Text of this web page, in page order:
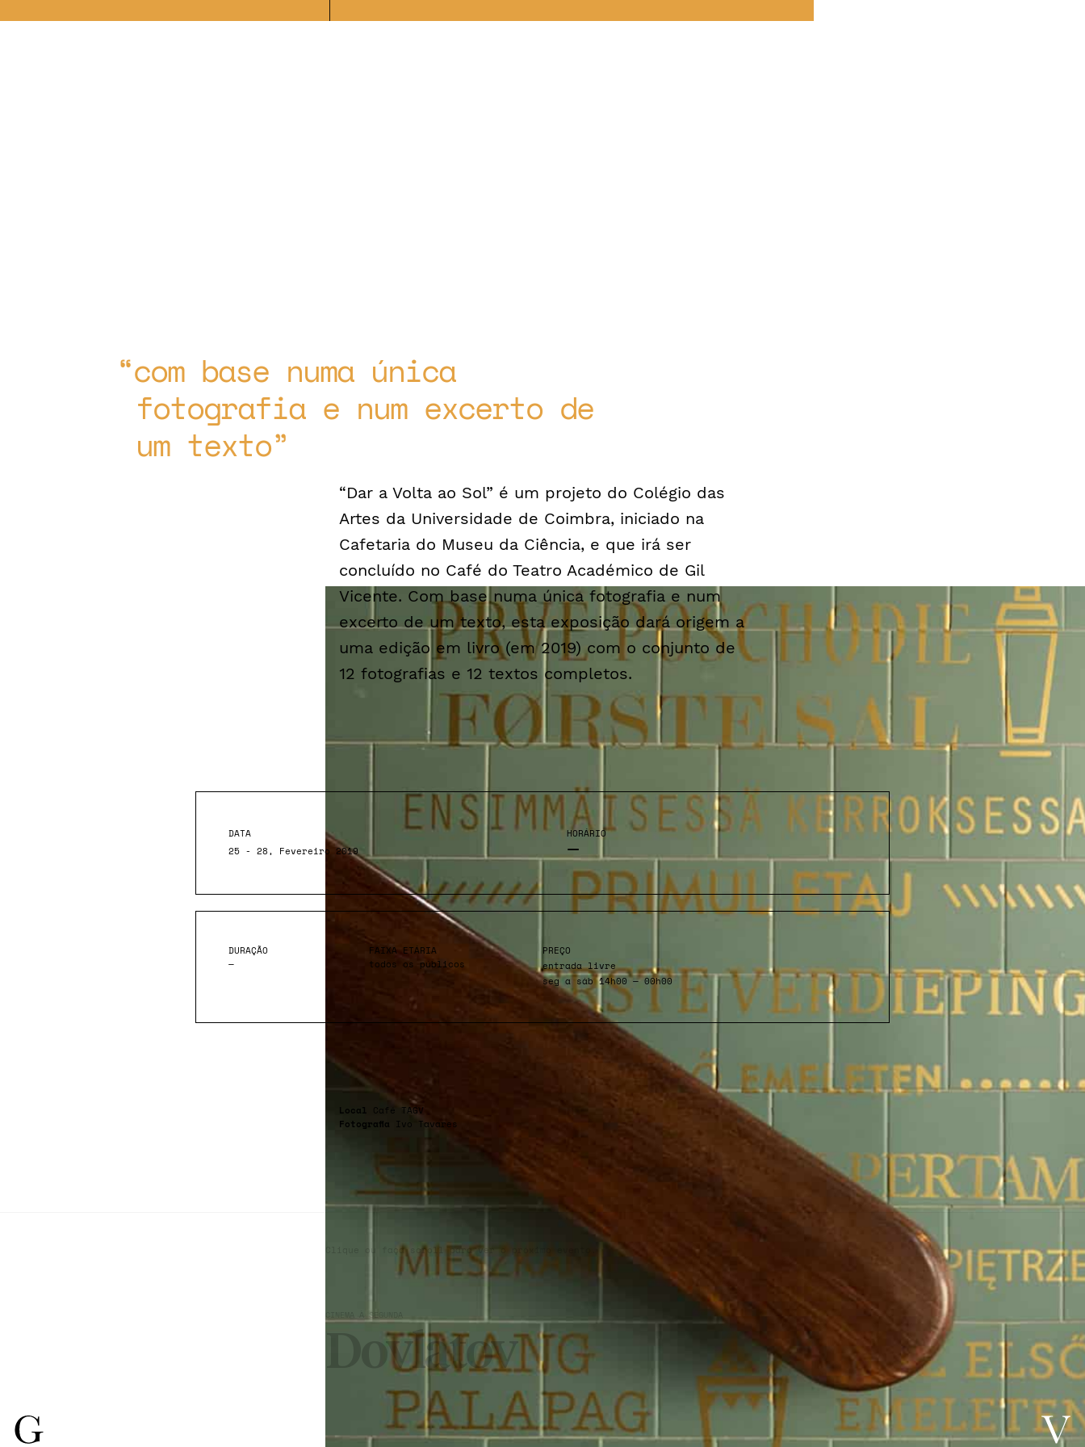
com base numa única
fotografia e num excerto de
um texto
“Dar a Volta ao Sol” é um projeto do Colégio das
Artes da Universidade de Coimbra, iniciado na
Cafetaria do Museu da Ciência, e que irá ser
concluído no Café do Teatro Académico de Gil
Vicente. Com base numa única fotografia e num
excerto de um texto, esta exposição dará origem a
uma edição em livro (em 2019) com o conjunto de
12 fotografias e 12 textos completos.
DATA
25 - 28, Fevereiro 2019
HORÁRIO
—
DURAÇÃO
—
FAIXA ETÁRIA
todos os públicos
PREÇO
entrada livre
seg a sáb 14h00 — 00h00
Local Café TAGV
Fotografia Ivo Tavares
Clique ou faça scroll para ver o próximo evento.
CINEMA À SEGUNDA
Dovlatov